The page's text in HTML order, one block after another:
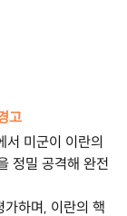
고
서 미군이 이란의
정밀 공격해 완전
하며, 이란의 핵